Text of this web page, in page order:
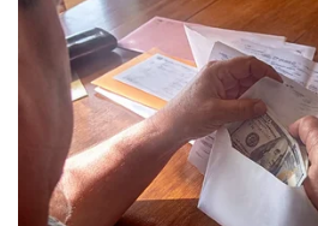
eSports
Hậu trường